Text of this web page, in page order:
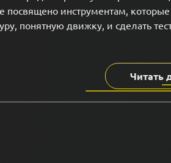
инструментам, которые
понятную движку, и сделать
Читать